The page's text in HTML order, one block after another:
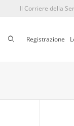
Il Corriere della
CercaRegistrazione